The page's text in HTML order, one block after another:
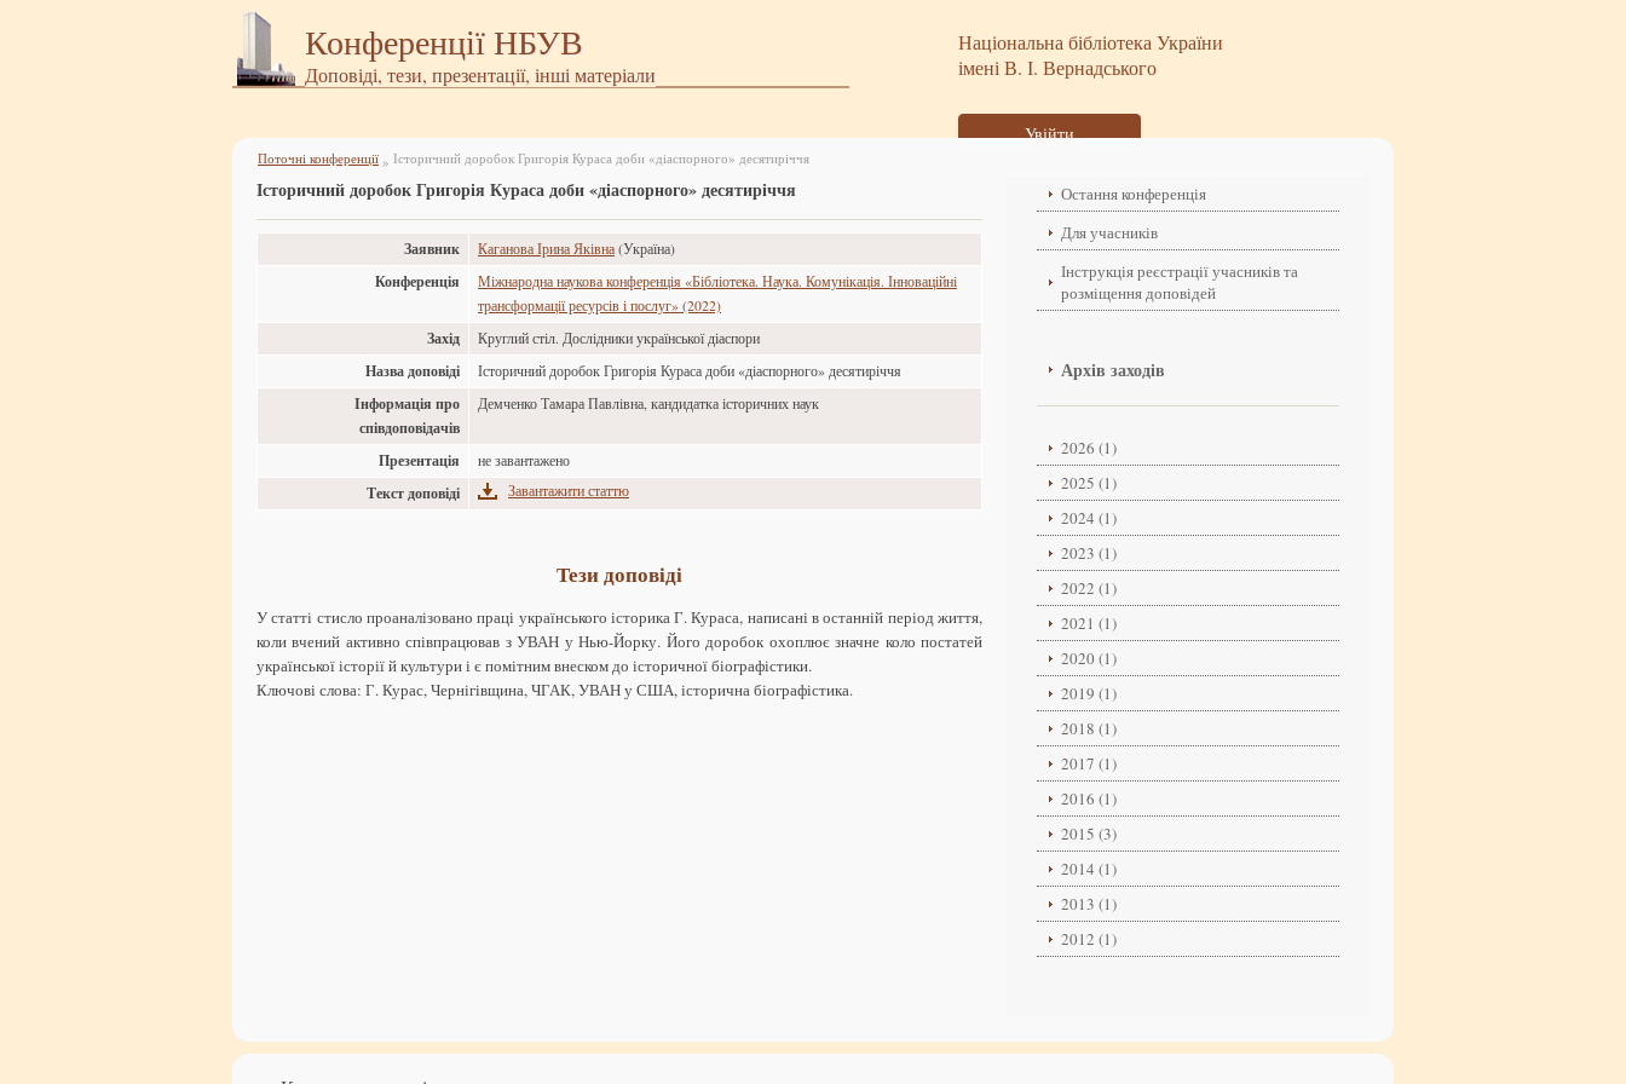
Конференції НБУВ
Доповіді, тези, презентації, інші матеріали
Національна бібліотека України
імені В. І. Вернадського
Увійти
Поточні конференції » Історичний доробок Григорія Кураса доби «діаспорного» десятиріччя
Історичний доробок Григорія Кураса доби «діаспорного» десятиріччя
Заявник Каганова Ірина Яківна (Україна)
Конференція
Міжнародна наукова конференція «Бібліотека. Наука. Комунікація. Інноваційні
трансформації ресурсів і послуг» (2022)
Захід Круглий стіл. Дослідники української діаспори
Назва доповіді Історичний доробок Григорія Кураса доби «діаспорного» десятиріччя
Інформація про
співдоповідачів
Демченко Тамара Павлівна, кандидатка історичних наук
Презентація не завантажено
Текст доповіді Завантажити статтю
Тези доповіді
У статті стисло проаналізовано праці українського історика Г. Кураса, написані в останній період життя,
коли вчений активно співпрацював з УВАН у Нью-Йорку. Його доробок охоплює значне коло постатей
української історії й культури і є помітним внеском до історичної біографістики.
Ключові слова: Г. Курас, Чернігівщина, ЧГАК, УВАН у США, історична біографістика.
Остання конференція
Для учасників
Інструкція реєстрації учасників та
розміщення доповідей
Архів заходів
2026 (1)
2025 (1)
2024 (1)
2023 (1)
2022 (1)
2021 (1)
2020 (1)
2019 (1)
2018 (1)
2017 (1)
2016 (1)
2015 (3)
2014 (1)
2013 (1)
2012 (1)